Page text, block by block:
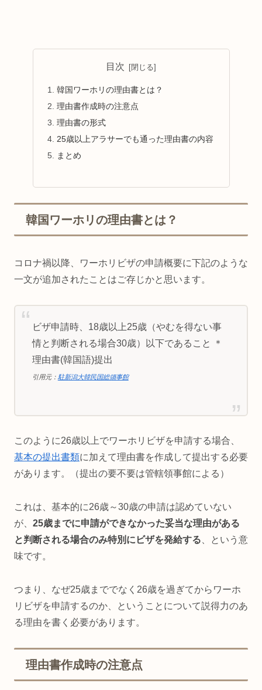
目次
韓国ワーホリの理由書とは？
理由書作成時の注意点
理由書の形式
25歳以上アラサーでも通った理由書の内容
まとめ
韓国ワーホリの理由書とは？
コロナ禍以降、ワーホリビザの申請概要に下記のような
一文が追加されたことはご存じかと思います。
ビザ申請時、18歳以上25歳（やむを得ない事
情と判断される場合30歳）以下であること ＊
理由書(韓国語)提出
引用元： 駐新潟大韓民国総領事館
このように26歳以上でワーホリビザを申請する場合、
基本の提出書類に加えて理由書を作成して提出する必要
があります。（提出の要不要は管轄領事館による）
これは、基本的に26歳～30歳の申請は認めていない
が、 25歳までに申請ができなかった妥当な理由がある
と判断される場合のみ特別にビザを発給する 、という意
味です。
つまり、なぜ25歳まででなく26歳を過ぎてからワーホ
リビザを申請するのか、ということについて説得力のあ
る理由を書く必要があります。
理由書作成時の注意点